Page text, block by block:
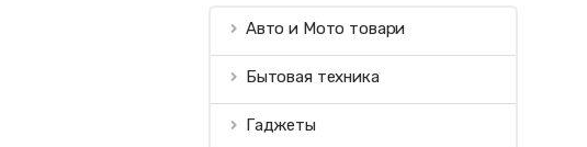
Авто и Мото товари
Бытовая техника
Гаджеты